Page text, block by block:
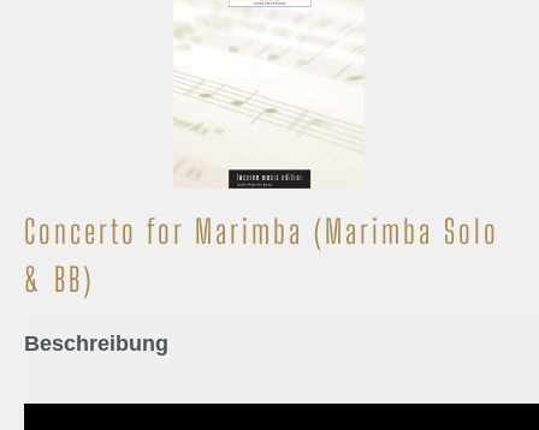
Concerto for Marimba (Marimba Solo
& BB)
Beschreibung